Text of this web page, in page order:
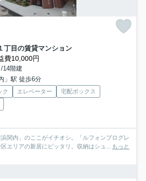
丁目の賃貸マンション
費10,000円
14階建
」駅 徒歩6分
ク エレベーター
宅配ボックス
浜関内」のここがイチオシ。「ルフォンプログレ
エリアの新居にピッタリ。収納はシュ... もっと